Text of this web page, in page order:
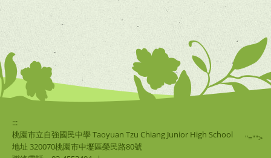
:::
桃園市立自強國民中學 Taoyuan Tzu Chiang Junior High School
地址 320070桃園市中壢區榮民路80號
"="">